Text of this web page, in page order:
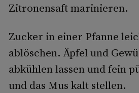
Zitronensaft marinieren.
Zucker in einer Pfanne
ablöschen. Äpfel und
abkühlen lassen und fein
und das Mus kalt stellen.